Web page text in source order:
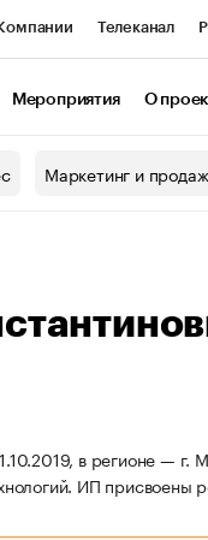
Телеканал
Мероприятия О
Маркетинг и
в регионе — г.
ИП